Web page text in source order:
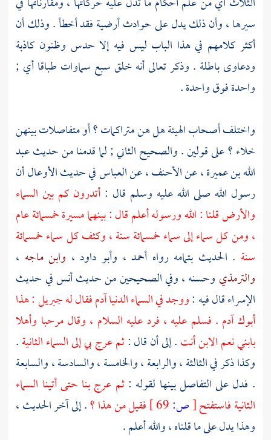
سيرها ، وأن ذلك يدل على حوادث أرضية فقد أخطأ . وذلك أن
أكثر كلامهم في هذا الباب ليس فيه إلا حدس وظنون كاذبة
ودعاوى باطلة . وذكر تعالى أنه خلق سبع سماوات طباقا أي ;
واحدة فوق واحدة .
واختلف أصحاب الهيئة هل هن متراكمات ؟ أو متفاصلات بينهن
خلاء ؟ على قولين . والصحيح الثاني ; لما قدمنا من حديثعبد
الله بن عميرة، عنالأحنف، عنالعباسفي حديث الأوعال أن
رسول الله صلى الله عليه وسلم قال : أتدرون كم بين السماء
والأرض قلنا : الله ورسوله أعلم قال : بينهما مسيرة خمسمائة عام
، ومن كل سماء إلى سماء خمسمائة سنة ، وكثف كل سماء خمسمائة
سنة . الحديث بتمامه رواه أحمد ، وأبو داود ، وابن ماجه ،
والترمذي وحسنه ، وفي الصحيحين من حديثأنسفي حديث
الإسراء قال فيه :ووجد في السماء الدنيا آدم فقال لهجبريل: هذا
أبوك آدم . فسلم عليه ، فرد عليه السلام ، وقال مرحبا وأهلا
بابني نعم الابن أنت. إلى أن قال :ثم عرج بي إلى السماء الثانية.
وكذا ذكر في الثالثة ، والرابعة ، والخامسة ، والسادسة ، والسابعة
. فدل على التفاصل بينها لقوله :ثم عرج بنا حتى أتينا السماء
الثانية فاستفتح[ص: فقيل من هذا ؟. إلى آخر الحديث ،
وهذا يدل على ما قلناه ، والله أعلم .